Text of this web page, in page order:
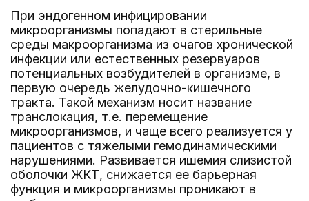
При эндогенном инфицировании
микроорганизмы попадают в стерильные
среды макроорганизма из очагов хронической
инфекции или естественных резервуаров
потенциальных возбудителей в организме, в
первую очередь желудочно-кишечного
тракта. Такой механизм носит название
транслокация, т.е. перемещение
микроорганизмов, и чаще всего реализуется у
пациентов с тяжелыми гемодинамическими
нарушениями. Развивается ишемия слизистой
оболочки ЖКТ, снижается ее барьерная
функция и микроорганизмы проникают в